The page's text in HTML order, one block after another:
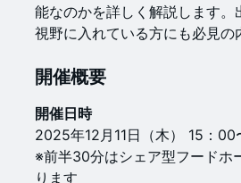
能なのかを詳しく解説します
視野に入れている方にも必見の
​開催概要
開催日時
2025年12月11日（木） 15：00
※前半30分はシェア型フードホ
ります